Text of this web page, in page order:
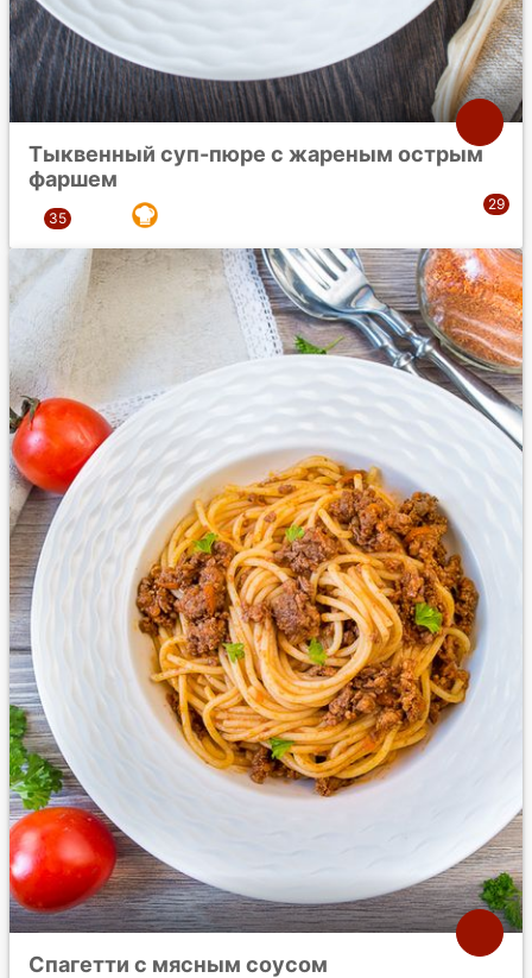
Тыквенный суп-пюре с жареным острым
фаршем
Спагетти с мясным соусом